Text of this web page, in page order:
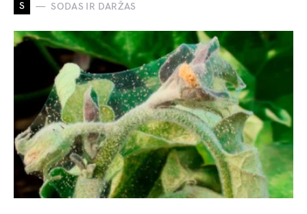
S SODAS IR DARŽAS